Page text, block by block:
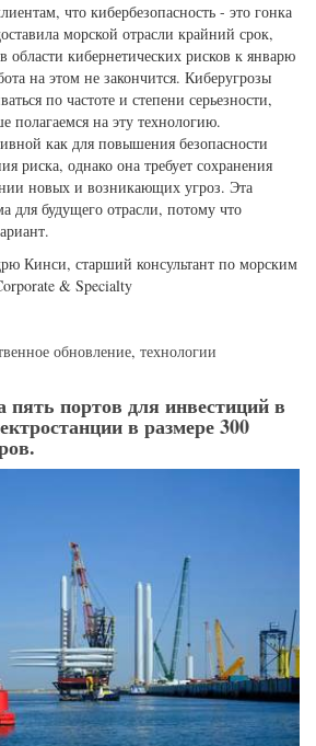
что кибербезопасность - это гонка
морской отрасли крайний срок,
области кибернетических рисков к январю
на этом не закончится. Киберугрозы
по частоте и степени серьезности,
полагаемся на эту технологию.
как для повышения безопасности
риска, однако она требует сохранения
новых и возникающих угроз. Эта
для будущего отрасли, потому что
Кинси, старший консультант по морским
& Specialty
обновление, технологии
портов для инвестиций в
в размере 300